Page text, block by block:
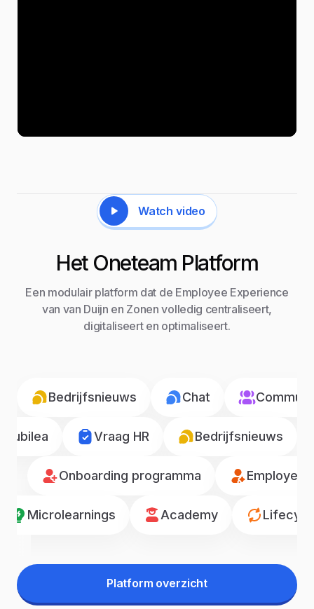
Watch video
Het Oneteam Platform
Een modulair platform dat de Employee Experience
van van Duijn en Zonen volledig centraliseert,
digitaliseert en optimaliseert.
Bedrijfsnieuws Chat
Jubilea Vraag HR Bedrijfsnieuws
Onboarding programma Employee
Microlearnings Academy
Platform overzicht